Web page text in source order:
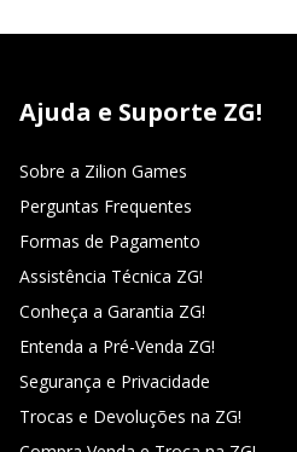
Ajuda e Suporte ZG!
Sobre a Zilion Games
Perguntas Frequentes
Formas de Pagamento
Assistência Técnica ZG!
Conheça a Garantia ZG!
Entenda a Pré-Venda ZG!
Segurança e Privacidade
Trocas e Devoluções na ZG!